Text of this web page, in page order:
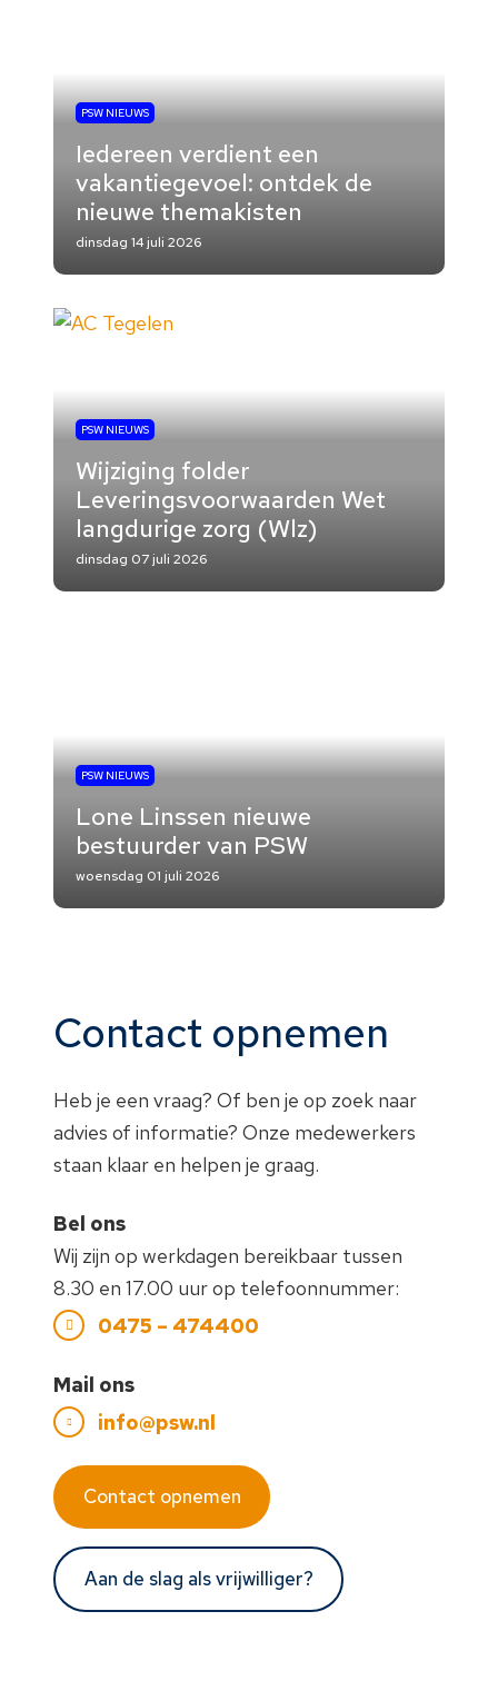
PSW NIEUWS
Iedereen verdient een
vakantiegevoel: ontdek de
nieuwe themakisten
dinsdag 14 juli 2026
PSW NIEUWS
Wijziging folder
Leveringsvoorwaarden Wet
langdurige zorg (Wlz)
dinsdag 07 juli 2026
PSW NIEUWS
Lone Linssen nieuwe
bestuurder van PSW
woensdag 01 juli 2026
Contact opnemen
Heb je een vraag? Of ben je op zoek naar
advies of informatie? Onze medewerkers
staan klaar en helpen je graag.
Bel ons
Wij zijn op werkdagen bereikbaar tussen
8.30 en 17.00 uur op telefoonnummer:
0475 – 474400
Mail ons
info@psw.nl
Contact opnemen
Aan de slag als vrijwilliger?